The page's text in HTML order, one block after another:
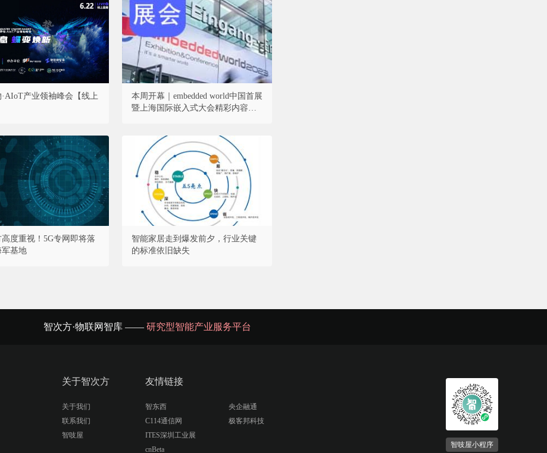
·AIoT产业领袖峰会【线上
本周开幕｜embedded world中国首展
暨上海国际嵌入式大会精彩内容抢
度重视！5G专网即将落
基地
智能家居走到爆发前夕，行业关键
的标准依旧缺失
智次方·物联网智库 —— 研究型智能产业服务平台
关于智次方
关于我们
联系我们
智吱屋
友情链接
智东西
C114通信网
ITES深圳工业展
cnBeta
央企融通
极客邦科技
智吱屋小程序